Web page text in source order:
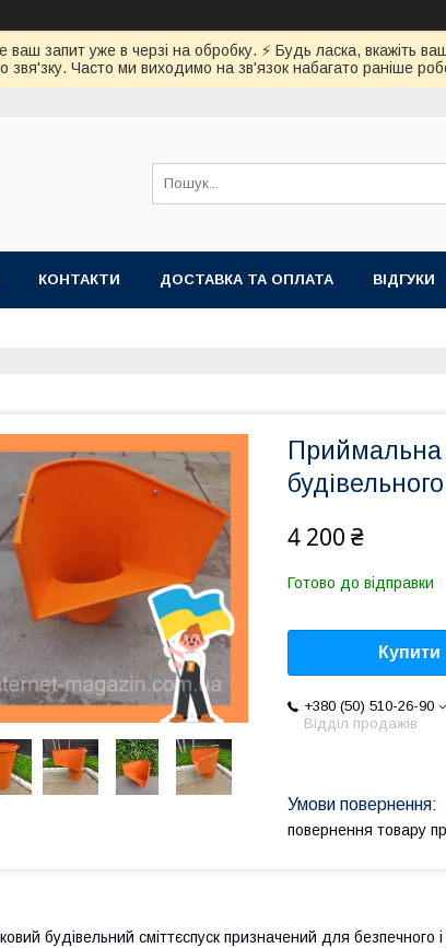
ваш запит уже в черзі на обробку. ⚡️ Будь ласка,
звя'зку. Часто ми виходимо на зв'язок набагато раніше
КОНТАКТИ ДОСТАВКА ТА ОПЛАТА ВІДГУКИ
Приймальна
4 200 ₴
Готово до відправки
Купити
+380 (50) 510-26-90
Відділ продажів
повернення товару
будівельний сміттєспуск призначений для безпечного